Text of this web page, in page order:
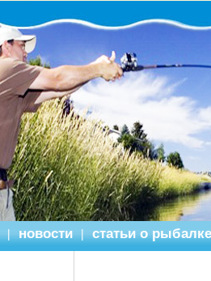
| новости | статьи о рыбалке